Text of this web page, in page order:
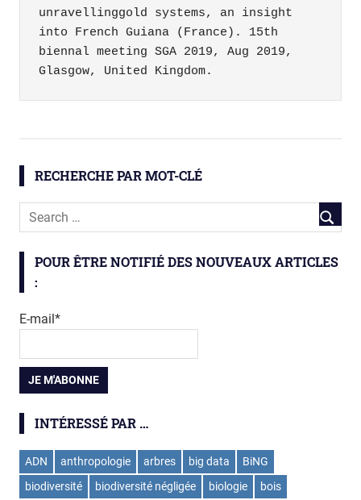
unravellinggold systems, an insight
into French Guiana (France). 15th
biennal meeting SGA 2019, Aug 2019,
Glasgow, United Kingdom.
géologie
géosciences
mineral
RECHERCHE PAR MOT-CLÉ
POUR ÊTRE NOTIFIÉ DES NOUVEAUX ARTICLES
:
E-mail*
INTÉRESSÉ PAR …
ADN anthropologie arbres big data
BiNG
biodiversité
biodiversité négligée biologie bois